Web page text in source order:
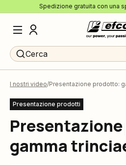
Spedizione gratuita con una
Cerca
I nostri video Presentazione prodotto:
Presentazione prodotti
gamma